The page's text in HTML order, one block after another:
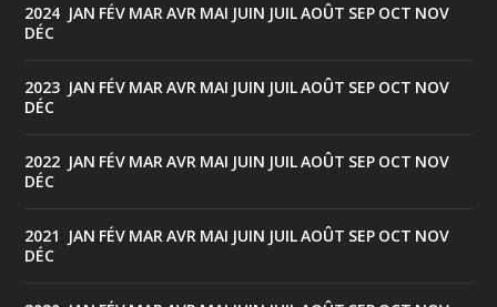
2024 JAN FÉV MAR AVR MAI JUIN JUILAOÛT SEP OCT NOV
DÉC
2023 JAN FÉV MAR AVR MAI JUIN JUILAOÛT SEP OCT NOV
DÉC
2022 JAN FÉV MAR AVR MAI JUIN JUILAOÛT SEP OCT NOV
DÉC
2021 JAN FÉV MAR AVR MAI JUIN JUILAOÛT SEP OCT NOV
DÉC